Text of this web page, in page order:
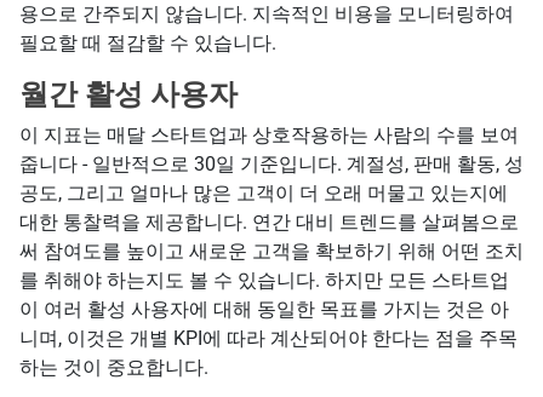
용으로 간주되지 않습니다. 지속적인 비용을 모니터링하여
필요할 때 절감할 수 있습니다.
월간 활성 사용자
이 지표는 매달 스타트업과 상호작용하는 사람의 수를 보여
줍니다 - 일반적으로 30일 기준입니다. 계절성, 판매 활동, 성
공도, 그리고 얼마나 많은 고객이 더 오래 머물고 있는지에
대한 통찰력을 제공합니다. 연간 대비 트렌드를 살펴봄으로
써 참여도를 높이고 새로운 고객을 확보하기 위해 어떤 조치
를 취해야 하는지도 볼 수 있습니다. 하지만 모든 스타트업
이 여러 활성 사용자에 대해 동일한 목표를 가지는 것은 아
니며, 이것은 개별 KPI에 따라 계산되어야 한다는 점을 주목
하는 것이 중요합니다.